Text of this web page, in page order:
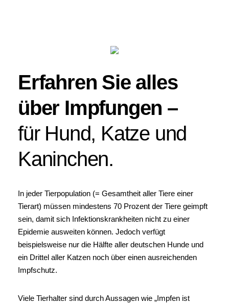
Erfahren Sie alles
über Impfungen –
für Hund, Katze und
Kaninchen.
In jeder Tierpopulation (= Gesamtheit aller Tiere einer
Tierart) müssen mindestens 70 Prozent der Tiere geimpft
sein, damit sich Infektionskrankheiten nicht zu einer
Epidemie ausweiten können. Jedoch verfügt
beispielsweise nur die Hälfte aller deutschen Hunde und
ein Drittel aller Katzen noch über einen ausreichenden
Impfschutz.
Viele Tierhalter sind durch Aussagen wie „Impfen ist